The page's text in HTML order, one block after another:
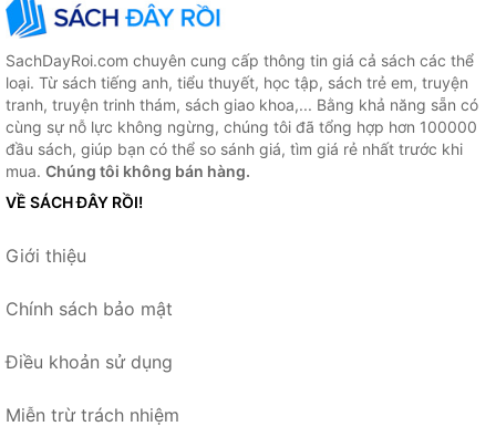
SachDayRoi.com chuyên cung cấp thông tin giá cả sách các thể
loại. Từ sách tiếng anh, tiểu thuyết, học tập, sách trẻ em, truyện
tranh, truyện trinh thám, sách giao khoa,... Bằng khả năng sẵn có
cùng sự nỗ lực không ngừng, chúng tôi đã tổng hợp hơn 100000
đầu sách, giúp bạn có thể so sánh giá, tìm giá rẻ nhất trước khi
mua. Chúng tôi không bán hàng.
VỀ SÁCH ĐÂY RỒI!
Giới thiệu
Chính sách bảo mật
Điều khoản sử dụng
Miễn trừ trách nhiệm